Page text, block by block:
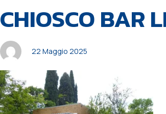
IN:
CHIOSCO BAR
il:
22 Maggio 2025